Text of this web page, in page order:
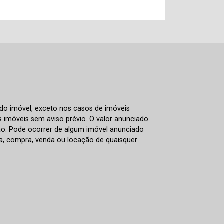
imóvel, exceto nos casos de imóveis
sem aviso prévio. O valor anunciado
Pode ocorrer de algum imóvel anunciado
compra, venda ou locação de quaisquer